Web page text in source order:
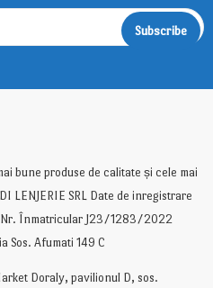
bune produse de calitate și cele mai
LENJERIE SRL Date de inregistrare
Nr. Înmatricular J23/1283/2022
Sos. Afumati 149 C
Doraly, pavilionul D, sos.